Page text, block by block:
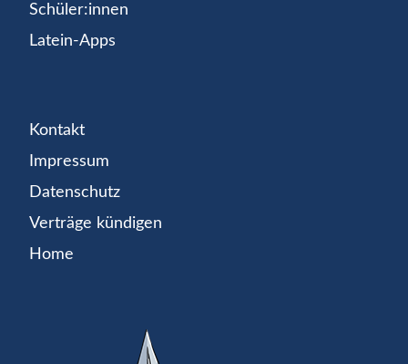
Schüler:innen
Latein-Apps
Kontakt
Impressum
Datenschutz
Verträge kündigen
Home